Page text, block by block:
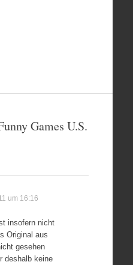
Games U.S.
um 16:16
insofern nicht
Original aus
gesehen
deshalb keine